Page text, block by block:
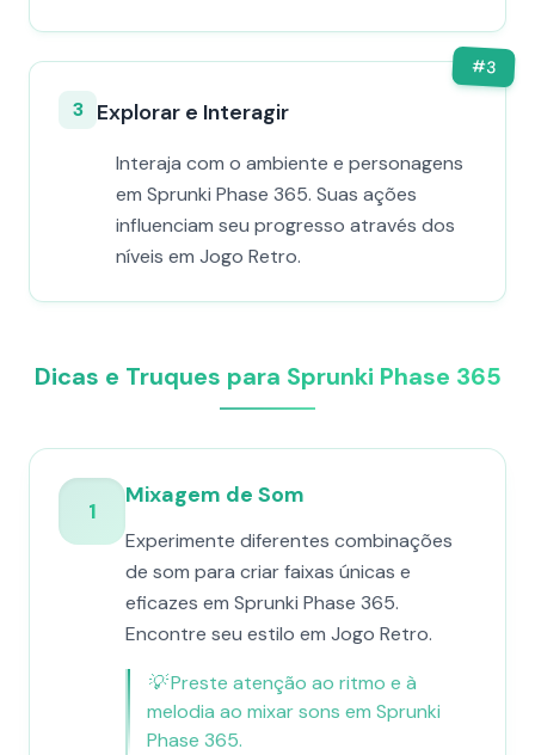
#3
3 Explorar e Interagir
Interaja com o ambiente e personagens
em Sprunki Phase 365. Suas ações
influenciam seu progresso através dos
níveis em Jogo Retro.
Dicas e Truques para Sprunki Phase 365
1
Mixagem de Som
Experimente diferentes combinações
de som para criar faixas únicas e
eficazes em Sprunki Phase 365.
Encontre seu estilo em Jogo Retro.
💡Preste atenção ao ritmo e à
melodia ao mixar sons em Sprunki
Phase 365.